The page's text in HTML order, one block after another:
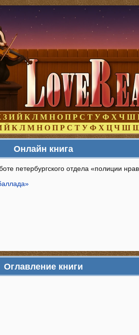
З И Й К Л М Н О П Р С Т У Ф Х Ч Ш
Й К Л М Н О П Р С Т У Ф Х Ц Ч Ш
Онлайн книга
петербургского отдела «полиции
Оглавление книги